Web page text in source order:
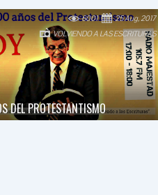
DEL PROTESTANTISMO
25 Aug, 2017
6001
VOLVIENDO A LAS ESCRITURAS